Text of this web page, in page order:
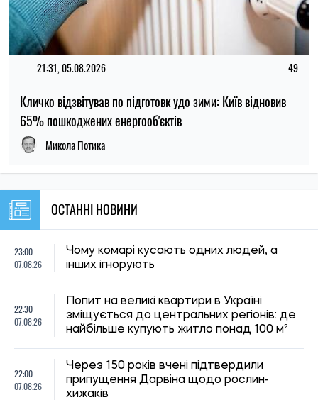
23:00
07.08.26
Чому комарі кусають одних людей, а
інших ігнорують
Попит на великі квартири в Україні
зміщується до центральних регіонів: де
найбільше купують житло понад 100 м²
22:00
07.08.26
припущення Дарвіна щодо рослин-
21:29
07.08.26
загиблого військового понад 450 тисяч
гривень: суд виніс вирок
21:00
Що вчені сподіваються дізнатися під
20:32
МОН продовжило строки вступу до
коледжів після 9 класу: до якої дати
20:00
07.08.26
У Лос-Анджелесі виявили новий вид
жаби льодовикового періоду